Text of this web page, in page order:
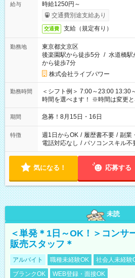
給与
時給1250円～
交通費別途支給あり
交通費 支給（規定有り）
勤務地
東京都文京区
後楽園駅から徒歩5分 / 水道橋駅
から徒歩7分
株式会社ライブパワー
勤務時間
＜シフト例＞ 7:00～23:00 13:30～22:00 上記の時間
時間を選べます！ ※時間は変更
期間 急募！8月15日・16日
特徴 週1日からOK / 履歴書不要 / 副業
電話対応なし / パソコンスキル不
気になる！ 応募する
未読
＜単発＊1日～OK！＞コンサ
販売スタッフ＊
アルバイト 職種未経験OK 社会人未経験
ブランクOK
WEB登録・面接OK